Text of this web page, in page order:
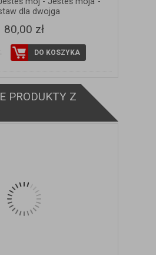
dla dwojga
80,00 zł
DO KOSZYKA
PRODUKTY Z